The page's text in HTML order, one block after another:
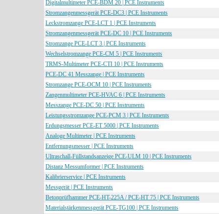
Digitalmultimeter PCE-BDM 20 | PCE Instruments
Stromzangenmessgerät PCE-DC3 | PCE Instruments
Leckstromzange PCE-LCT 1 | PCE Instruments
Stromzangenmessgerät PCE-DC 10 | PCE Instruments
Stromzange PCE-LCT 3 | PCE Instruments
Wechselstromzange PCE-CM 5 | PCE Instruments
TRMS-Multimeter PCE-CTI 10 | PCE Instruments
PCE-DC 41 Messzange | PCE Instruments
Stromzange PCE-OCM 10 | PCE Instruments
Zangenmultimeter PCE-HVAC 6 | PCE Instruments
Messzange PCE-DC 50 | PCE Instruments
Leistungsstromzange PCE-PCM 3 | PCE Instruments
Erdungsmesser PCE-ET 5000 | PCE Instruments
Analoge Multimeter | PCE Instruments
Entfernungsmesser | PCE Instruments
Ultraschall-Füllstandsanzeige PCE-ULM 10 | PCE Instruments
Distanz Messumformer | PCE Instruments
Kalibrierservice | PCE Instruments
Messgerät | PCE Instruments
Betonprüfhammer PCE-HT-225A / PCE-HT 75 | PCE Instruments
Materialstärkenmessgerät PCE-TG100 | PCE Instruments